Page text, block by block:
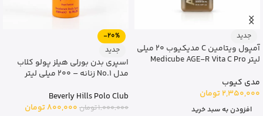
-20%
جدید
اسپری بدن بورلی هیلز پولو کلاب
لیتر
Beverly Hills Polo Club
1,000,000 تومان800,000
-20%
جدید
اسپری دئودورانت بدن بورلی هیلز
پولو کلاب 2 مدل Sport
Beverly Hills Polo Club
1,000,000تومان 800,000تومان